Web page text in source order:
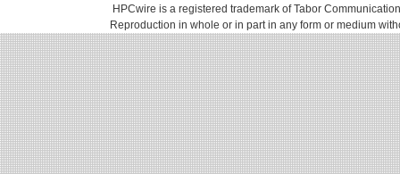
HPCwire is a registered trademark of Tabor
Reproduction in whole or in part in any form or medium